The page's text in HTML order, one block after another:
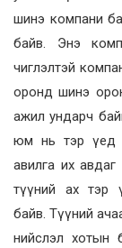
шинэ компани
байв. Энэ
чиглэлтэй
оронд шинэ
ажил ундарч
юм нь тэр үед
авилга их
түүний ах тэр
байв. Түүний
нийслэл хотын